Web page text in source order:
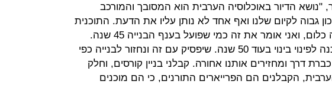
"נושא הדיור באוכלוסיה הערבית הוא המסובך והמורכב
גבוה לקיום שלנו ואף אחד לא נותן עליו את הדעת. התוכנית
של שר האוצר לא שווה כלום, ואני אומר את זה כמי שפועל בענף הבנייה 45 שנה.
מחיר למשתכן היא הכנה לפינוי בינוי בעוד 50 שנה. שיפסיק עם זה ונחזור לבנייה כפי
דרך ומחזירים אותנו אחורה. קבלני בניין קורסים, וחלק
הקבלנים הם הפרייארים התורנים, כי הם מוכנים